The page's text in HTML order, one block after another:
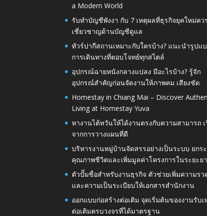
a Modern World
รับทำบัญชีพังงา กับ 7 เหตุผลที่ธุรกิจยุคใหม่คว
เชี่ยวชาญด้านบัญชีดูแล
ทัวร์ปากีสถานเหมาะกับใครบ้าง? แนะนำรูปแ
การเดินทางที่ตอบโจทย์ทุกสไตล์
อุปกรณ์ฉายหนังกลางแปลง มีอะไรบ้าง? รู้จัก
อุปกรณ์สำคัญก่อนจัดงานให้ภาพคม เสียงชัด
Homestay in Chiang Mai – Discover
Living at Homestay Yuva
หางานไต้หวันให้ได้งานตรงกับความสามารถ เ
จากการวางแผนที่ดี
บริหารงานหมู่บ้านจัดสรรอย่างเป็นระบบ ยกร
คุณภาพชีวิตและเพิ่มมูลค่าโครงการในระยะย
ตัวปั๊มชื่อสำหรับงานธุรกิจ ตัวช่วยเพิ่มความรว
และความเป็นระเบียบให้เอกสารสำนักงาน
ออกแบบก่อสร้างต่อเติม จุดเริ่มต้นของงานรับเ
ต่อเติมครบวงจรที่ได้มาตรฐาน